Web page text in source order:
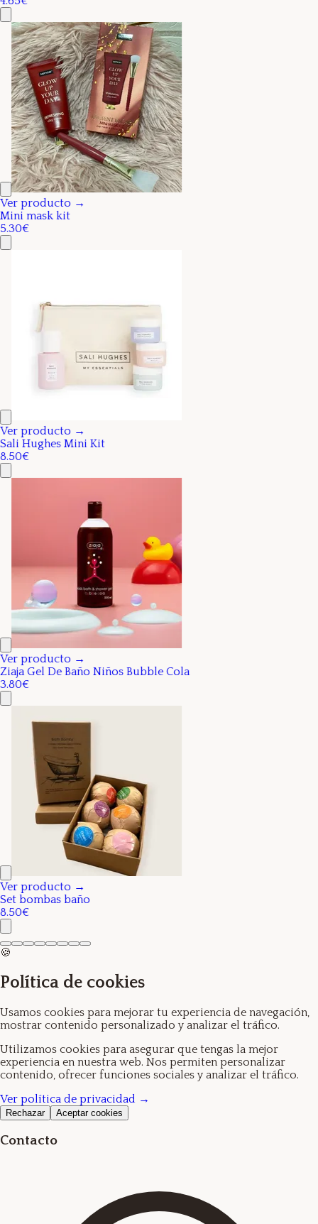
Ver producto →
Mini mask kit
5.30€
Ver producto →
Sali Hughes Mini Kit
8.50€
Ver producto →
Ziaja Gel De Baño Niños Bubble Cola
3.80€
Ver producto →
Set bombas baño
8.50€
🍪
Política de cookies
Usamos cookies para mejorar tu experiencia de navegación,
mostrar contenido personalizado y analizar el tráfico.
Utilizamos cookies para asegurar que tengas la mejor
experiencia en nuestra web. Nos permiten personalizar
contenido, ofrecer funciones sociales y analizar el tráfico.
Ver política de privacidad →
Rechazar Aceptar cookies
Contacto